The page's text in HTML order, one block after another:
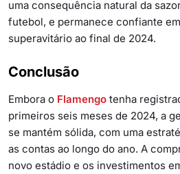
uma consequência natural da
futebol, e permanece confiante
superavitário ao final de 2024.
Conclusão
Embora o Flamengo tenha
primeiros seis meses de 2024, a
se mantém sólida, com uma
as contas ao longo do ano. A
novo estádio e os investimentos